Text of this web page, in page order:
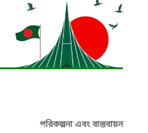
পরিকল্পনা এবং বাস্তবায়ন